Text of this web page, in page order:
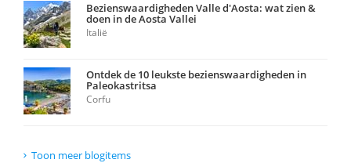
Bezienswaardigheden Valle d'Aosta: wat zien &
doen in de Aosta Vallei
Italië
Ontdek de 10 leukste bezienswaardigheden in
Paleokastritsa
Corfu
Toon meer blogitems